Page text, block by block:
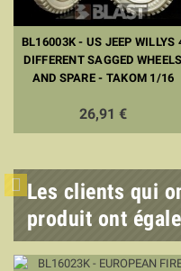
BL16003K - US JEEP WILLYS
DIFFERENT SAGGED WHEELS
AND SPARE - TAKOM 1/16
26,91 €
Les clients qui
produit ont